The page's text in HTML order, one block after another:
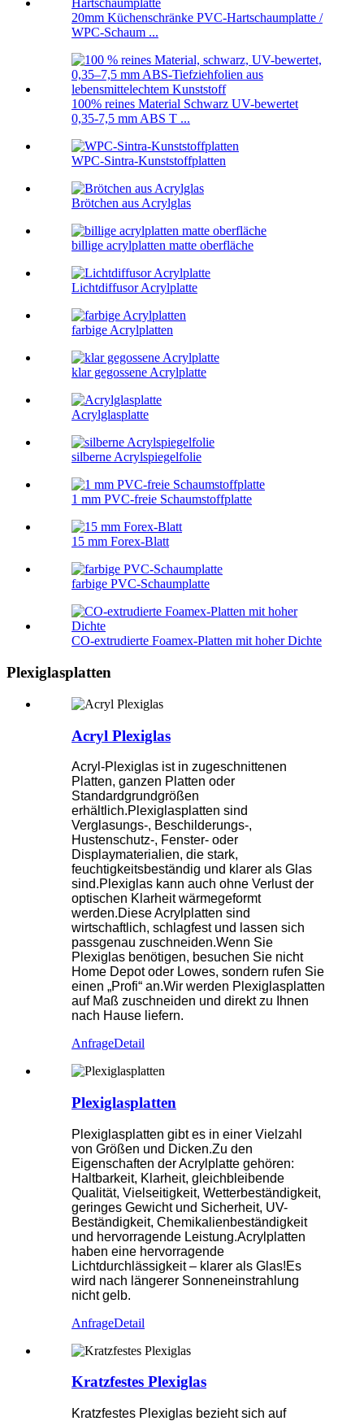
20mm Küchenschränke PVC-Hartschaumplatte /
WPC-Schaum ...
100% reines Material Schwarz UV-bewertet
0,35-7,5 mm ABS T ...
WPC-Sintra-Kunststoffplatten
Brötchen aus Acrylglas
billige acrylplatten matte oberfläche
Lichtdiffusor Acrylplatte
farbige Acrylplatten
klar gegossene Acrylplatte
Acrylglasplatte
silberne Acrylspiegelfolie
1 mm PVC-freie Schaumstoffplatte
15 mm Forex-Blatt
farbige PVC-Schaumplatte
CO-extrudierte Foamex-Platten mit hoher Dichte
Plexiglasplatten
Acryl Plexiglas
Acryl-Plexiglas ist in zugeschnittenen
Platten, ganzen Platten oder
Standardgrundgrößen
erhältlich.Plexiglasplatten sind
Verglasungs-, Beschilderungs-,
Hustenschutz-, Fenster- oder
Displaymaterialien, die stark,
feuchtigkeitsbeständig und klarer als Glas
sind.Plexiglas kann auch ohne Verlust der
optischen Klarheit wärmegeformt
werden.Diese Acrylplatten sind
wirtschaftlich, schlagfest und lassen sich
passgenau zuschneiden.Wenn Sie
Plexiglas benötigen, besuchen Sie nicht
Home Depot oder Lowes, sondern rufen Sie
einen „Profi“ an.Wir werden Plexiglasplatten
auf Maß zuschneiden und direkt zu Ihnen
nach Hause liefern.
AnfrageDetail
Plexiglasplatten
Plexiglasplatten gibt es in einer Vielzahl
von Größen und Dicken.Zu den
Eigenschaften der Acrylplatte gehören:
Haltbarkeit, Klarheit, gleichbleibende
Qualität, Vielseitigkeit, Wetterbeständigkeit,
geringes Gewicht und Sicherheit, UV-
Beständigkeit, Chemikalienbeständigkeit
und hervorragende Leistung.Acrylplatten
haben eine hervorragende
Lichtdurchlässigkeit – klarer als Glas!Es
wird nach längerer Sonneneinstrahlung
nicht gelb.
AnfrageDetail
Kratzfestes Plexiglas
Kratzfestes Plexiglas bezieht sich auf